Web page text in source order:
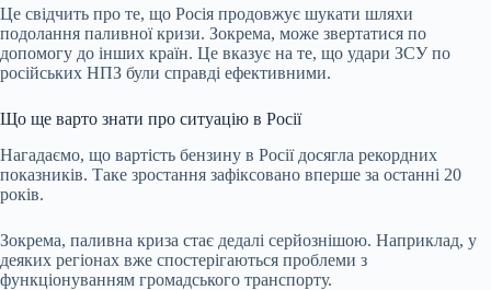
Це свідчить про те, що Росія продовжує шукати шляхи
подолання паливної кризи. Зокрема, може звертатися по
допомогу до інших країн. Це вказує на те, що удари ЗСУ по
російських НПЗ були справді ефективними.
Що ще варто знати про ситуацію в Росії
Нагадаємо, що вартість бензину в Росії досягла рекордних
показників. Таке зростання зафіксовано вперше за останні 20
років.
Зокрема, паливна криза стає дедалі серйознішою. Наприклад, у
деяких регіонах вже спостерігаються проблеми з
функціонуванням громадського транспорту.